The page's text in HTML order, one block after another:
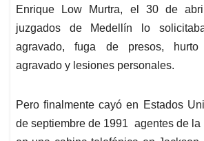
Enrique Low Murtra, el 30 de
juzgados de Medellín lo
agravado, fuga de presos, hurto
agravado y lesiones personales.
Pero finalmente cayó en Estados
de septiembre de 1991 agentes de la